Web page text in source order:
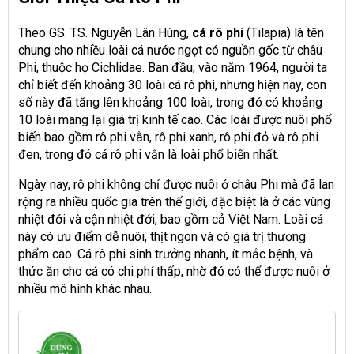
Theo GS. TS. Nguyễn Lân Hùng, cá rô phi (Tilapia) là tên
chung cho nhiều loài cá nước ngọt có nguồn gốc từ châu
Phi, thuộc họ Cichlidae. Ban đầu, vào năm 1964, người ta
chỉ biết đến khoảng 30 loài cá rô phi, nhưng hiện nay, con
số này đã tăng lên khoảng 100 loài, trong đó có khoảng
10 loài mang lại giá trị kinh tế cao. Các loài được nuôi phổ
biến bao gồm rô phi vằn, rô phi xanh, rô phi đỏ và rô phi
đen, trong đó cá rô phi vằn là loài phổ biến nhất.
Ngày nay, rô phi không chỉ được nuôi ở châu Phi mà đã lan
rộng ra nhiều quốc gia trên thế giới, đặc biệt là ở các vùng
nhiệt đới và cận nhiệt đới, bao gồm cả Việt Nam. Loài cá
này có ưu điểm dễ nuôi, thịt ngon và có giá trị thương
phẩm cao. Cá rô phi sinh trưởng nhanh, ít mắc bệnh, và
thức ăn cho cá có chi phí thấp, nhờ đó có thể được nuôi ở
nhiều mô hình khác nhau.